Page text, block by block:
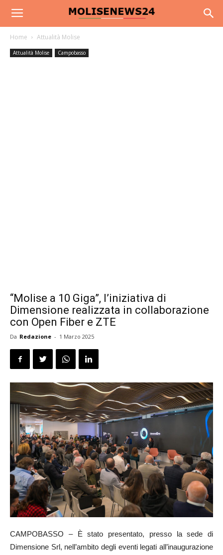
Home Attualità Molise
Attualità Molise Campobasso
“Molise a 10 Giga”, l’iniziativa di
Dimensione realizzata in collaborazione
con Open Fiber e ZTE
Da Redazione - 1 Marzo 2025
CAMPOBASSO – È stato presentato, presso la sede di
Dimensione Srl, nell’ambito degli eventi legati all’inaugurazione